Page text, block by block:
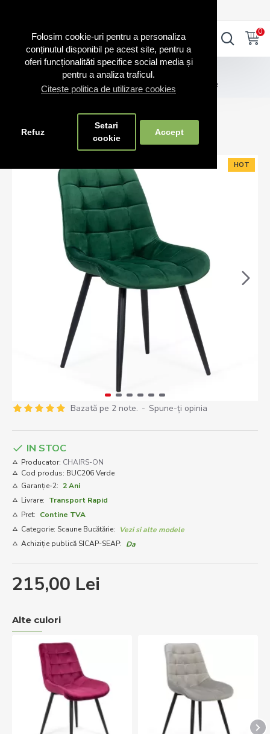
Folosim cookie-uri pentru a personaliza
conținutul disponibil pe acest site, pentru a
oferi funcționalităti specifice social media și
pentru a analiza traficul.
Citește politica de utilizare cookies
Refuz
Setari
cookie
Accept
0
Scaune bucătărie
Scaun pentru bucătărie și living din catifea BUC206 Verde
Scaun pentru bucătărie și living din
catifea BUC206 Verde
HOT
Bazată pe 2 note. - Spune-ţi opinia
215,00 Lei
IN STOC
Producator: CHAIRS-ON
Cod produs: BUC206 Verde
Garanție-2: 2 Ani
Livrare: Transport Rapid
Pret: Contine TVA
Categorie: Scaune Bucătărie:
Vezi si alte modele
Achiziție publică SICAP-SEAP: Da
Alte culori